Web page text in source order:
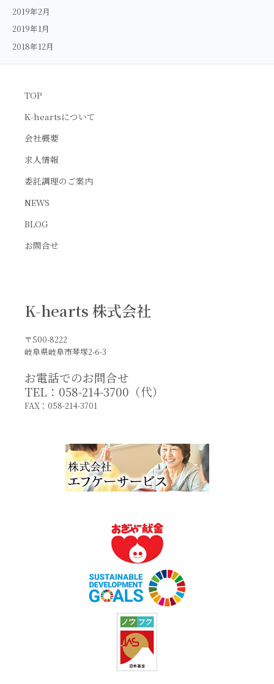
2019年2月
2019年1月
2018年12月
TOP
K-heartsについて
会社概要
求人情報
委託調理のご案内
NEWS
BLOG
お問合せ
K-hearts 株式会社
〒500-8222
岐阜県岐阜市琴塚2-6-3
お電話でのお問合せ
TEL：058-214-3700（代）
FAX：058-214-3701